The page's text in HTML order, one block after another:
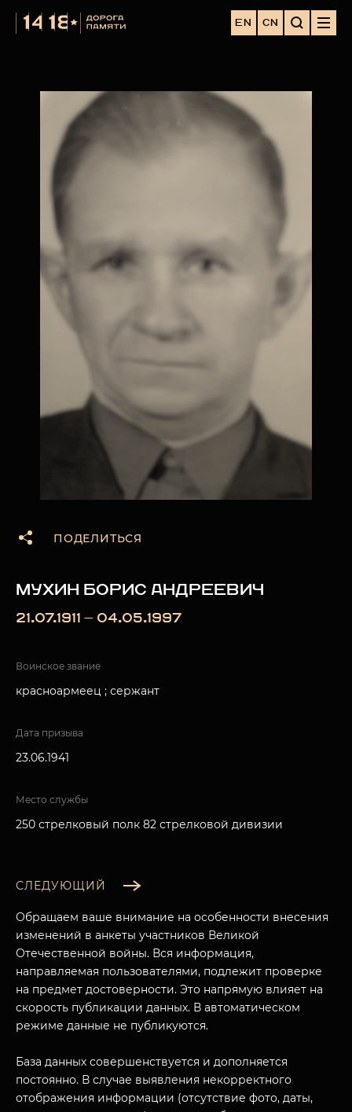
EN CN
ПОДЕЛИТЬСЯ
МУХИН БОРИС АНДРЕЕВИЧ
21.07.1911 — 04.05.1997
Воинское звание
красноармеец ; сержант
Дата призыва
23.06.1941
Место службы
250 стрелковый полк 82 стрелковой дивизии
СЛЕДУЮЩИЙ
Обращаем ваше внимание на особенности внесения
изменений в анкеты участников Великой
Отечественной войны. Вся информация,
направляемая пользователями, подлежит проверке
на предмет достоверности. Это напрямую влияет на
скорость публикации данных. В автоматическом
режиме данные не публикуются.
База данных совершенствуется и дополняется
постоянно. В случае выявления некорректного
отображения информации (отсутствие фото, даты,